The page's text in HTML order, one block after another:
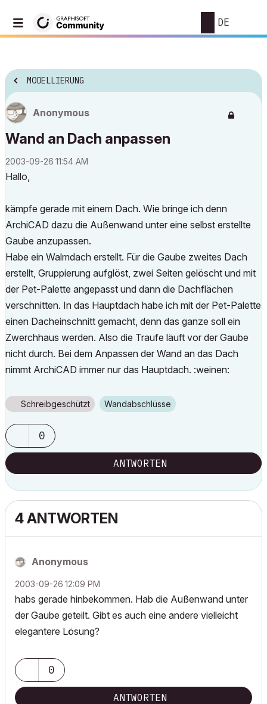
DE
MODELLIERUNG
Anonymous
Wand an Dach anpassen
‎2003-09-26 11:54 AM
Hallo,
kämpfe gerade mit einem Dach. Wie bringe ich denn
ArchiCAD dazu die Außenwand unter eine selbst erstellte
Gaube anzupassen.
Habe ein Walmdach erstellt. Für die Gaube zweites Dach
erstellt, Gruppierung aufglöst, zwei Seiten gelöscht und mit
der Pet-Palette angepasst und dann die Dachflächen
verschnitten. In das Hauptdach habe ich mit der Pet-Palette
einen Dacheinschnitt gemacht, denn das ganze soll ein
Zwerchhaus werden. Also die Traufe läuft vor der Gaube
nicht durch. Bei dem Anpassen der Wand an das Dach
nimmt ArchiCAD immer nur das Hauptdach. :weinen:
Schreibgeschützt Wandabschlüsse
0
ANTWORTEN
4 ANTWORTEN
Anonymous
‎2003-09-26 12:09 PM
habs gerade hinbekommen. Hab die Außenwand unter
der Gaube geteilt. Gibt es auch eine andere vielleicht
elegantere Lösung?
0
ANTWORTEN